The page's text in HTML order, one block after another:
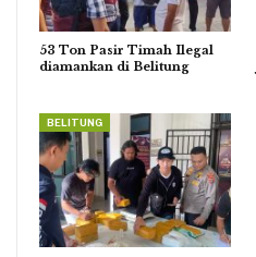
53 Ton Pasir Timah Ilegal
diamankan di Belitung
BELITUNG